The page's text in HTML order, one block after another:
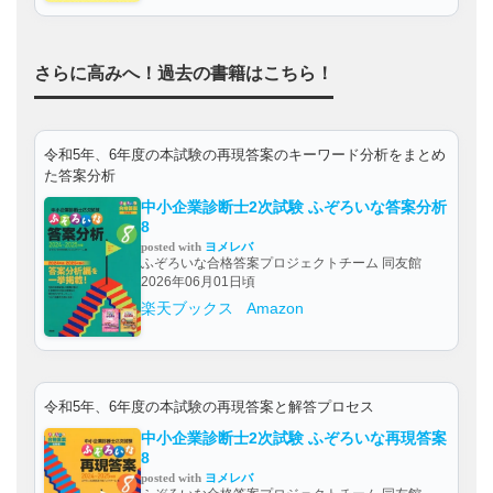
さらに高みへ！過去の書籍はこちら！
令和5年、6年度の本試験の再現答案のキーワード分析をまとめ
た答案分析
中小企業診断士2次試験 ふぞろいな答案分析
8
posted with ヨメレバ
ふぞろいな合格答案プロジェクトチーム 同友館
2026年06月01日頃
楽天ブックス Amazon
令和5年、6年度の本試験の再現答案と解答プロセス
中小企業診断士2次試験 ふぞろいな再現答案
8
posted with ヨメレバ